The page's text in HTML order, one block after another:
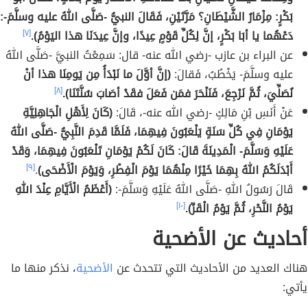
بَكْرٍ: مِزْمَارُ الشَّيْطَانِ؟ مَرَّتَيْنِ، فَقَالَ النبيُّ -صَلَّى اللهُ عليه وسلَّمَ-:
دَعْهُما يا أبَا بَكْرٍ، إنَّ لِكُلِّ قَوْمٍ عِيدًا، وإنَّ عِيدَنَا هذا اليَوْمُ).[٧]
عن البراء بن عازب -رضي الله عنه- قال: سَمِعْتُ النبيَّ -صَلَّى اللهُ
عليه وسلَّمَ- يَخْطُبُ، فَقالَ:(إنَّ أوَّلَ ما نَبْدَأُ مِن يَومِنَا هذا أنْ
نُصَلِّيَ، ثُمَّ نَرْجِعَ، فَنَنْحَرَ فمَن فَعَلَ فقَدْ أصَابَ سُنَّتَنَا).[٨]
عَنْ أَنَسِ بْنِ مَالِكٍ -رضي الله عنه-، قَالَ:(كَانَ لِأَهْلِ الْجَاهِلِيَّةِ
يَوْمَانِ فِي كُلِّ سَنَةٍ يَلْعَبُونَ فِيهِمَا، فَلَمَّا قَدِمَ النَّبِيُّ -صَلَّى اللهُ
عَلَيْهِ وَسَلَّمَ- الْمَدِينَةَ قَالَ: كَانَ لَكُمْ يَوْمَانِ تَلْعَبُونَ فِيهِمَا، وَقَدْ
أَبْدَلَكُمُ اللهُ بِهِمَا خَيْرًا مِنْهُمَا يَوْمَ الْفِطْرِ، وَيَوْمَ الْأَضْحَى).[٩]
قَالَ رَسُولُ اللهِ -صَلَّى اللهُ عَلَيْهِ وَسَلَّمَ-:(أَعْظَمُ الْأَيَّامِ عِنْدَ اللهِ
يَوْمُ النَّحْرِ، ثُمَّ يَوْمُ الْقَرِّ).[١٠]
أحاديث عن الأضحية
هناك العديد من الأحاديث التي تتحدث عن الأضحية، نذكر منها ما
يأتي: